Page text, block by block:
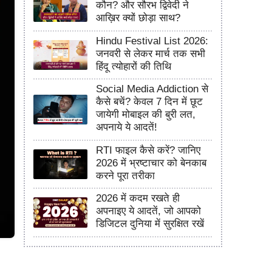
कौन? और सौरभ द्विवेदी ने
आख़िर क्यों छोड़ा साथ?
Hindu Festival List 2026:
जनवरी से लेकर मार्च तक सभी
हिंदू त्योहारों की तिथि
Social Media Addiction से
कैसे बचें? केवल 7 दिन में छूट
जायेगी मोबाइल की बुरी लत,
अपनाये ये आदतें!
RTI फाइल कैसे करें? जानिए
2026 में भ्रष्टाचार को बेनकाब
करने पूरा तरीका
2026 में कदम रखते ही
अपनाइए ये आदतें, जो आपको
डिजिटल दुनिया में सुरक्षित रखें